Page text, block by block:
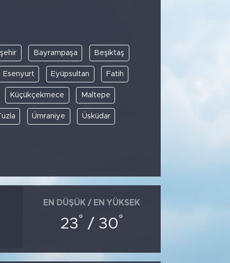
Bayrampaşa Beşiktaş
Esenyurt Eyüpsultan Fatih
Küçükçekmece Maltepe
Ümraniye Üsküdar
EN DÜŞÜK / EN YÜKSEK
23° / 30°